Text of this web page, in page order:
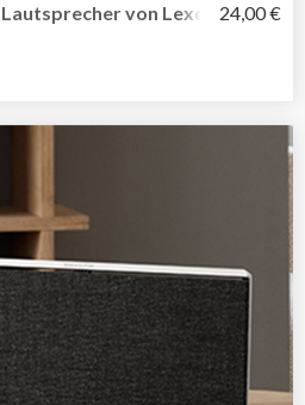
von Lexon 24,00 €